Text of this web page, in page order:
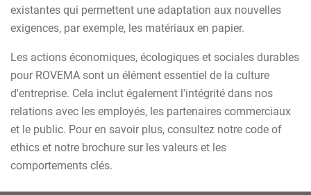
existantes qui permettent une adaptation aux nouvelles
exigences, par exemple, les matériaux en papier.
Les actions économiques, écologiques et sociales durables
pour ROVEMA sont un élément essentiel de la culture
d'entreprise. Cela inclut également l'intégrité dans nos
relations avec les employés, les partenaires commerciaux
et le public. Pour en savoir plus, consultez notre code of
ethics et notre brochure sur les valeurs et les
comportements clés.